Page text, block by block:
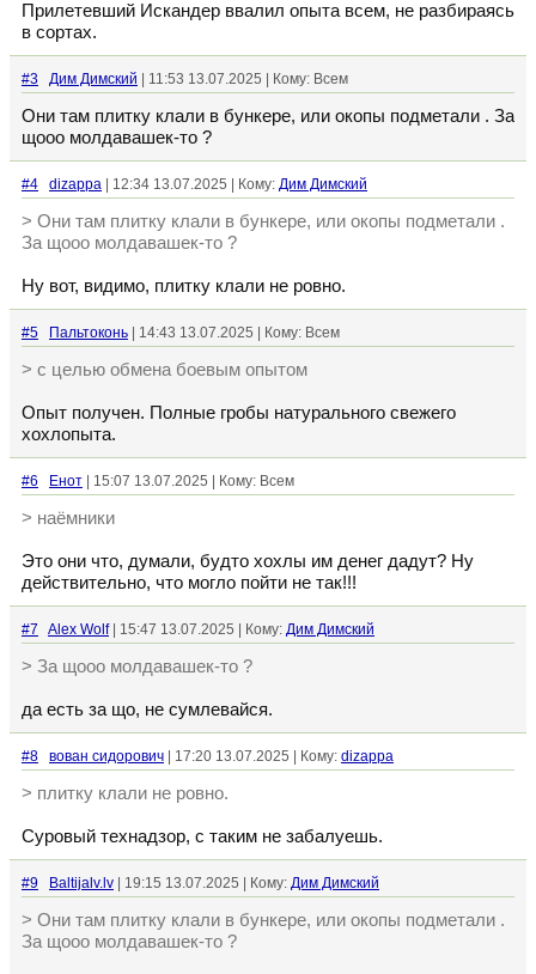
Прилетевший Искандер ввалил опыта всем, не разбираясь
в сортах.
#3 Дим Димский | 11:53 13.07.2025 | Кому: Всем
Они там плитку клали в бункере, или окопы подметали . За
щооо молдавашек-то ?
#4 dizappa | 12:34 13.07.2025 | Кому: Дим Димский
> Они там плитку клали в бункере, или окопы подметали .
За щооо молдавашек-то ?
Ну вот, видимо, плитку клали не ровно.
#5 Пальтоконь | 14:43 13.07.2025 | Кому: Всем
> с целью обмена боевым опытом
Опыт получен. Полные гробы натурального свежего
хохлопыта.
#6 Енот | 15:07 13.07.2025 | Кому: Всем
> наёмники
Это они что, думали, будто хохлы им денег дадут? Ну
действительно, что могло пойти не так!!!
#7 Alex Wolf| 15:47 13.07.2025 | Кому: Дим Димский
> За щооо молдавашек-то ?
да есть за що, не сумлевайся.
#8 вован сидорович | 17:20 13.07.2025 | Кому: dizappa
> плитку клали не ровно.
Суровый технадзор, с таким не забалуешь.
#9 Baltijalv.lv | 19:15 13.07.2025 | Кому: Дим Димский
> Они там плитку клали в бункере, или окопы подметали .
За щооо молдавашек-то ?